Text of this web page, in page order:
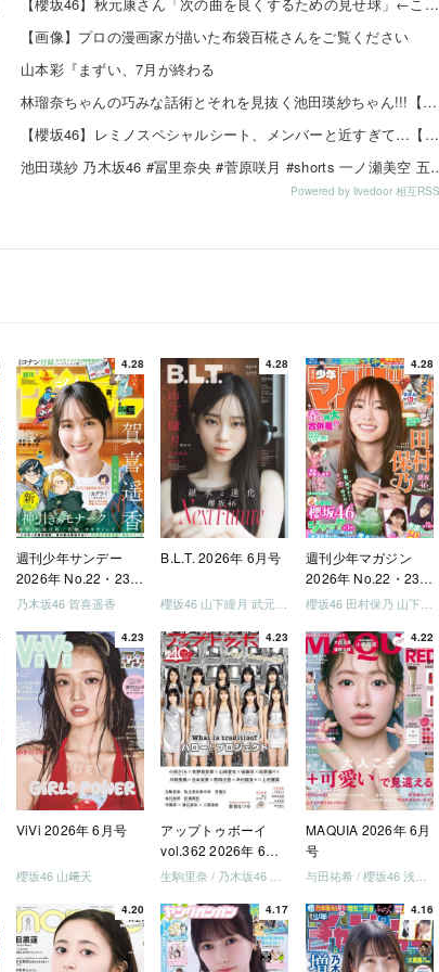
【櫻坂46】秋元康さん「次の曲を良くするための見せ球」←これ次…
【画像】プロの漫画家が描いた布袋百椛さんをご覧ください
山本彩『まずい、7月が終わる
林瑠奈ちゃんの巧みな話術とそれを見抜く池田瑛紗ちゃん!!!【乃木坂46】
【櫻坂46】レミノスペシャルシート、メンバーと近すぎて…【全国ツアー2026】
池田瑛紗 乃木坂46 #冨里奈央 #菅原
Powered by livedoor 相互RSS
4.28
週刊少年サンデー
2026年 No.22・23
合併号
乃木坂46 賀喜遥香
4.28
B.L.T. 2026年 6月号
4.28
週刊少年マガジン
2026年 No.22・23
合併号
4.23
ViVi 2026年 6月号
櫻坂46 山﨑天
4.23
アップトゥボーイ
vol.362 2026年 6月
号
4.22
MAQUIA 2026年 6月
号
4.20 4.17 4.16